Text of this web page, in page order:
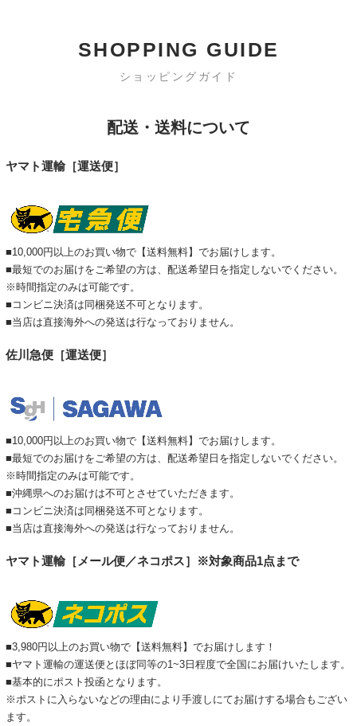
SHOPPING GUIDE
ショッピングガイド
配送・送料について
ヤマト運輸［運送便］
■10,000円以上のお買い物で【送料無料】でお届けします。
■最短でのお届けをご希望の方は、配送希望日を指定しないでください。
※時間指定のみは可能です。
■コンビニ決済は同梱発送不可となります。
■当店は直接海外への発送は行なっておりません。
佐川急便［運送便］
■10,000円以上のお買い物で【送料無料】でお届けします。
■最短でのお届けをご希望の方は、配送希望日を指定しないでください。
※時間指定のみは可能です。
■沖縄県へのお届けは不可とさせていただきます。
■コンビニ決済は同梱発送不可となります。
■当店は直接海外への発送は行なっておりません。
ヤマト運輸［メール便／ネコポス］※対象商品1点まで
■3,980円以上のお買い物で【送料無料】でお届けします！
■ヤマト運輸の運送便とほぼ同等の1~3日程度で全国にお届けいたします。
■基本的にポスト投函となります。
※ポストに入らないなどの理由により手渡しにてお届けする場合もござい
ます。